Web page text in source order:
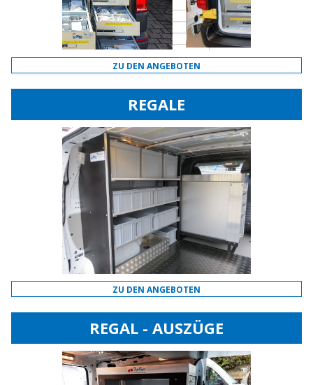
ZU DEN ANGEBOTEN
REGALE
ZU DEN ANGEBOTEN
REGAL - AUSZÜGE